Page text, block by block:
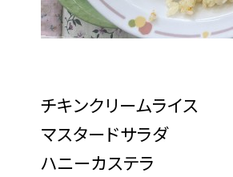
チキンクリームライス
マスタードサラダ
ハニーカステラ